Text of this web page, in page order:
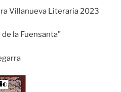
Villanueva Literaria 2023
la Fuensanta”